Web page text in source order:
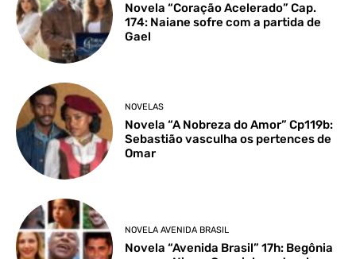
Novela “Coração Acelerado” Cap.
174: Naiane sofre com a partida de
Gael
NOVELAS
Novela “A Nobreza do Amor” Cp119b:
Sebastião vasculha os pertences de
Omar
NOVELA AVENIDA BRASIL
Novela “Avenida Brasil” 17h: Begônia